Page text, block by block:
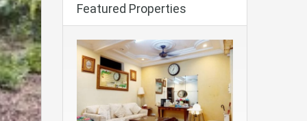
Featured Properties